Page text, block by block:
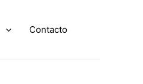
Contacto